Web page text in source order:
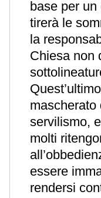
base per
tirerà le
la
Chiesa non
mascherato
servilismo,
molti
essere
rendersi